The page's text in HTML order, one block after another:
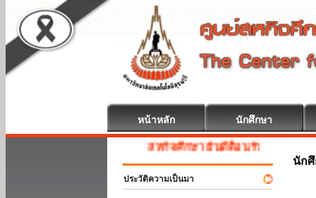
หน้าหลัก นักศึกษา
สหกิจศึกษา ยินดีต้อนรับ
ประวัติความเป็นมา
นัก